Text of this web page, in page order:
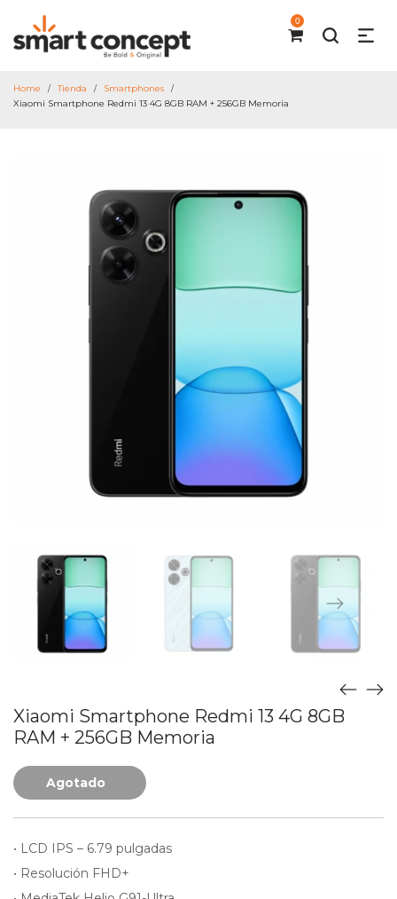
0
Home / Tienda / Smartphones /
Xiaomi Smartphone Redmi 13 4G 8GB RAM + 256GB Memoria
Xiaomi Smartphone Redmi 13 4G 8GB
RAM + 256GB Memoria
Agotado
• LCD IPS – 6.79 pulgadas
• Resolución FHD+